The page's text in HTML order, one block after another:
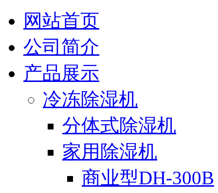
网站首页
公司简介
产品展示
冷冻除湿机
分体式除湿机
家用除湿机
商业型DH-300B